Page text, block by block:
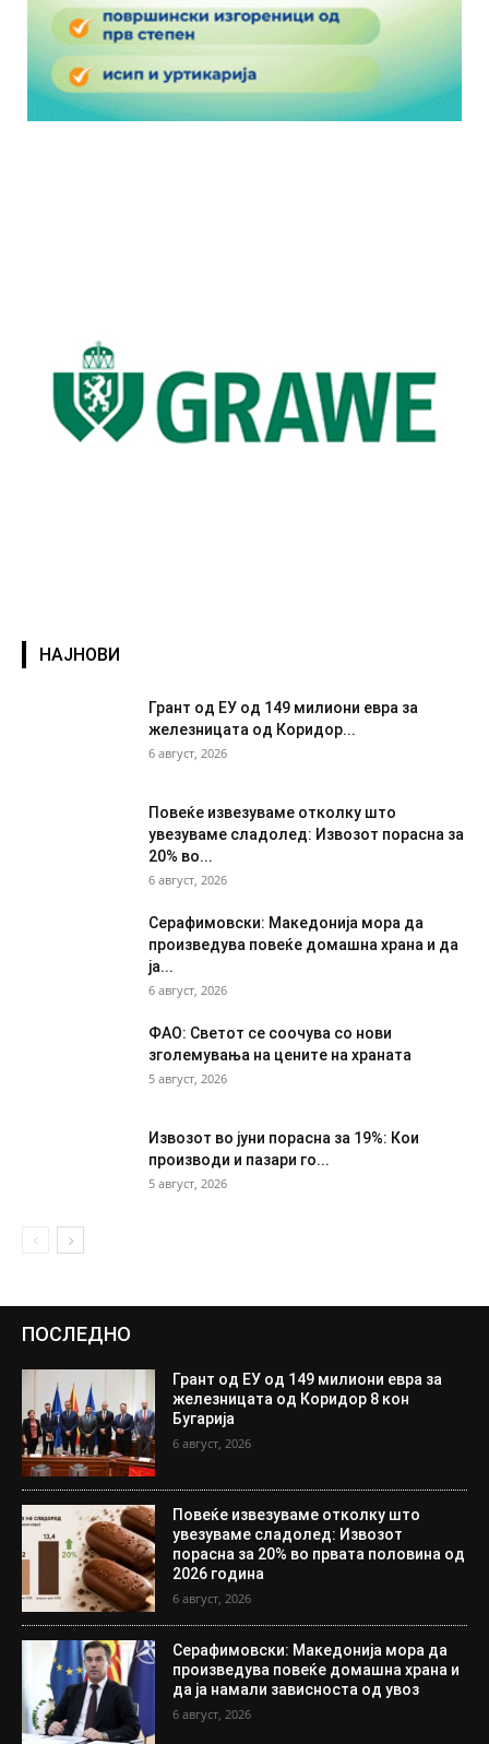
НАЈНОВИ
Грант од ЕУ од 149 милиони евра за
железницата од Коридор...
6 август, 2026
Повеќе извезуваме отколку што
увезуваме сладолед: Извозот порасна за
20% во...
6 август, 2026
Серафимовски: Македонија мора да
произведува повеќе домашна храна и да
ја...
6 август, 2026
ФАО: Светот се соочува со нови
зголемувања на цените на храната
5 август, 2026
Извозот во јуни порасна за 19%: Кои
производи и пазари го...
5 август, 2026
ПОСЛЕДНО
Грант од ЕУ од 149 милиони евра за
железницата од Коридор 8 кон
Бугарија
6 август, 2026
Повеќе извезуваме отколку што
увезуваме сладолед: Извозот
порасна за 20% во првата половина од
2026 година
6 август, 2026
Серафимовски: Македонија мора да
произведува повеќе домашна храна и
да ја намали зависноста од увоз
6 август, 2026